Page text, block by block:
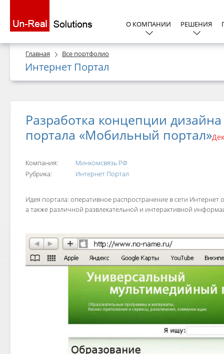
О КОМПАНИИ РЕШЕНИЯ
Главная Все портфолио
Интернет Портал
Разработка концепции
портала «Мобильный портал»
Компания:
Минкомсвязь РФ
Рубрика:
Интернет Портал
Идея портала: оперативное распространение в сети
а также различной развлекательной и интерактивной